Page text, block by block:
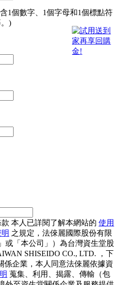
1個數字、1個字母和1個標點符
)
本人已詳閱了解本網站的 使用
之規定，法倈麗國際股份有限
或「本公司」）為台灣資生堂股
SHISEIDO CO., LTD. ，下
係企業，本人同意法倈麗依據資
蒐集、利用、揭露、傳輸（包